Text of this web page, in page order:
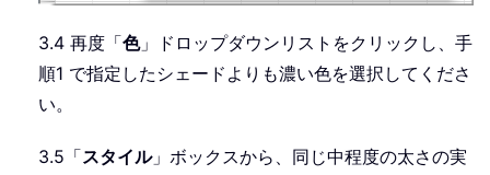
3.4 再度「色」ドロップダウンリストをクリックし、手
順1 で指定したシェードよりも濃い色を選択してくださ
い。
3.5「スタイル」ボックスから、同じ中程度の太さの実